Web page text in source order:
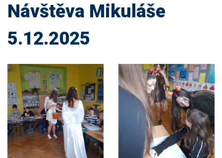
Návštěva Mikuláše
5.12.2025